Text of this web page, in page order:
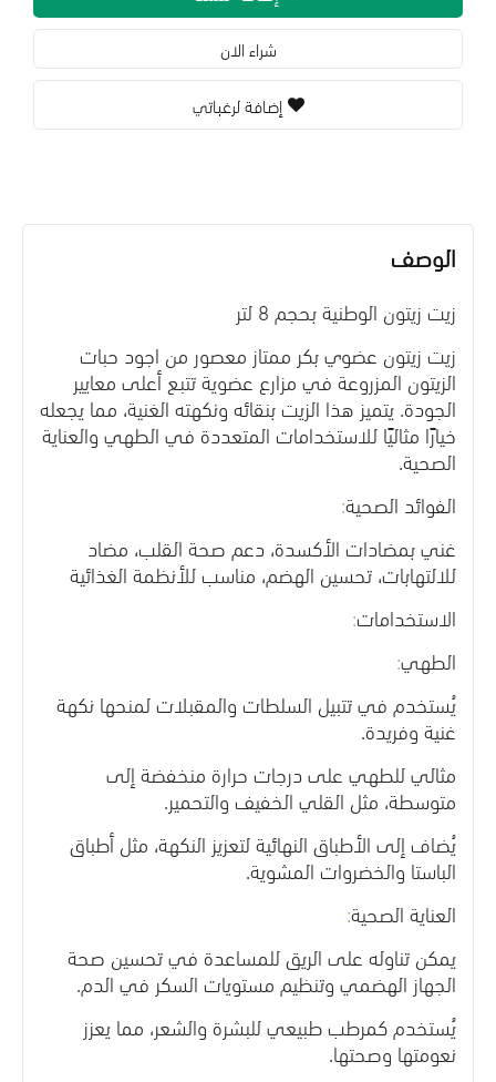
شراء الان
إضافة لرغباتي
الوصف
زيت زيتون الوطنية بحجم 8 لتر
زيت زيتون عضوي بكر ممتاز معصور من اجود حبات
الزيتون المزروعة في مزارع عضوية تتبع أعلى معايير
الجودة. يتميز هذا الزيت بنقائه ونكهته الغنية، مما يجعله
خيارًا مثاليًا للاستخدامات المتعددة في الطهي والعناية
الصحية.
الفوائد الصحية:
غني بمضادات الأكسدة، دعم صحة القلب، مضاد
للالتهابات، تحسين الهضم، مناسب للأنظمة الغذائية
الاستخدامات:
الطهي:
يُستخدم في تتبيل السلطات والمقبلات لمنحها نكهة
غنية وفريدة.
مثالي للطهي على درجات حرارة منخفضة إلى
متوسطة، مثل القلي الخفيف والتحمير.
يُضاف إلى الأطباق النهائية لتعزيز النكهة، مثل أطباق
الباستا والخضروات المشوية.
العناية الصحية:
يمكن تناوله على الريق للمساعدة في تحسين صحة
الجهاز الهضمي وتنظيم مستويات السكر في الدم.
يُستخدم كمرطب طبيعي للبشرة والشعر، مما يعزز
نعومتها وصحتها.